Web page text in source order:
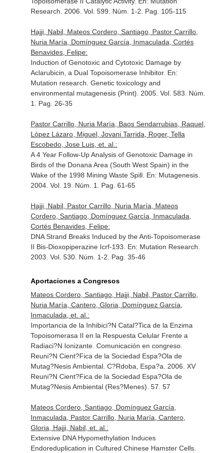
Research . 2006. Vol. 599. Núm. 1-2. Pag. 105-115
Hajji, Nabil, Mateos Cordero, Santiago, Pastor Carrillo,
Nuria María, Domínguez García, Inmaculada, Cortés
Benavides, Felipe:
Induction of Genotoxic and Cytotoxic Damage by
Aclarubicin, a Dual Topoisomerase Inhibitor. En:
Mutation research. Genetic toxicology and
environmental mutagenesis (Print) . 2005. Vol. 583. Núm.
1. Pag. 26-35
Pastor Carrillo, Nuria María, Baos Sendarrubias, Raquel,
López Lázaro, Miguel, Jovani Tarrida, Roger, Tella
Escobedo, Jose Luis, et. al.:
A 4 Year Follow-Up Analysis of Genotoxic Damage in
Birds of the Donana Area (South West Spain) in the
Wake of the 1998 Mining Waste Spill. En: Mutagenesis.
2004. Vol. 19. Núm. 1. Pag. 61-65
Hajji, Nabil, Pastor Carrillo, Nuria María, Mateos
Cordero, Santiago, Domínguez García, Inmaculada,
Cortés Benavides, Felipe:
DNA Strand Breaks Induced by the Anti-Topoisomerase
II Bis-Dioxopiperazine Icrf-193. En: Mutation Research
2003. Vol. 530. Núm. 1-2. Pag. 35-46
Aportaciones a Congresos
Mateos Cordero, Santiago, Hajji, Nabil, Pastor Carrillo,
Nuria María, Cantero, Gloria, Domínguez García,
Inmaculada, et. al.:
Importancia de la Inhibici?N Catal?Tica de la Enzima
Topoisomerasa II en la Respuesta Celular Frente a
Radiaci?N Ionizante. Comunicación en congreso.
Reuni?N Cient?Fica de la Sociedad Espa?Ola de
Mutag?Nesis Ambiental. C?Rdoba, Espa?a. 2006. XV
Reuni?N Cient?Fica de la Sociedad Espa?Ola de
Mutag?Nesis Ambiental (Res?Menes). 57. 57
Mateos Cordero, Santiago, Domínguez García,
Inmaculada, Pastor Carrillo, Nuria María, Cantero,
Gloria, Hajji, Nabil, et. al.:
Extensive DNA Hypomethylation Induces
Endoreduplication in Cultured Chinese Hamster Cells.